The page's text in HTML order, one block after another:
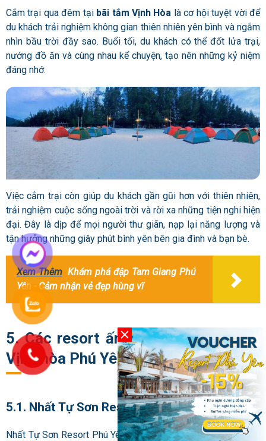
Cắm trại qua đêm tại bãi tắm Vịnh Hòa là cơ hội tuyệt vời để
du khách trải nghiệm không gian thiên nhiên yên bình và ngắm
nhìn bầu trời đầy sao. Buổi tối, du khách có thể đốt lửa trại,
nướng đồ ăn và cùng nhau kể chuyện, tạo nên những kỷ niệm
đáng nhớ.
Việc cắm trại còn giúp du khách gần gũi hơn với thiên nhiên,
trải nghiệm cuộc sống ngoài trời và rời xa những tiện nghi hiện
đại. Đây là dịp để mọi người thư giãn, nạp lại năng lượng và
tận hưởng những giây phút bình yên bên gia đình và bạn bè.
Xem Thêm Khám phá đập Tam Giang Phú
Yên - Cảm nhận vẻ đẹp hùng vĩ
5. Các resort ấn tượng gần bãi tắm
Vịnh hòa Phú Yên
5.1. Nhất Tự Sơn Resort Phú Yên
Nhất Tự Sơn Resort Phú Yên là một khu nghỉ dưỡng 5 sao ấn